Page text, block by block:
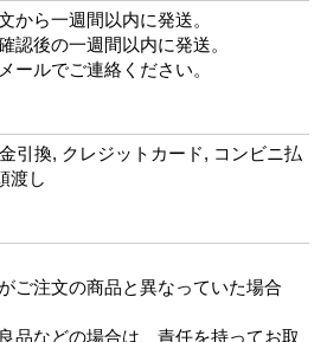
から一週間以内に発送。
認後の一週間以内に発送。
ールでご連絡ください。
引換, クレジットカード, コンビニ払
渡し
ご注文の商品と異なっていた場合
品などの場合は、責任を持ってお取